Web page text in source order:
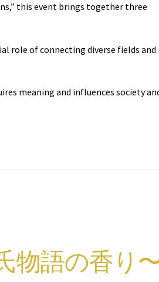
this event brings together three
role of connecting diverse fields and
meaning and influences society
氏物語の香り